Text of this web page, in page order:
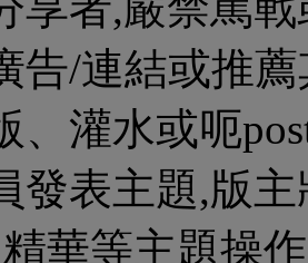
告/連結或推
、灌水或呃
發表主題,版
華等主題操